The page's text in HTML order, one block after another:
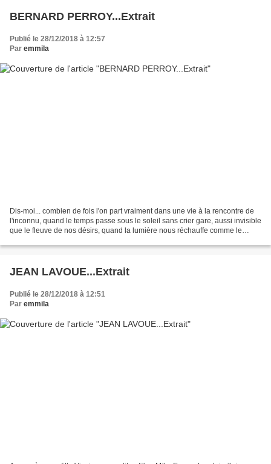
BERNARD PERROY...Extrait
Publié le 28/12/2018 à 12:57
Par emmila
Dis-moi... combien de fois l'on part vraiment dans une vie à la rencontre de
l'inconnu, quand le temps passe sous le soleil sans crier gare, aussi invisible
que le fleuve de nos désirs, quand la lumière nous réchauffe comme le
JEAN LAVOUE...Extrait
Publié le 28/12/2018 à 12:51
Par emmila